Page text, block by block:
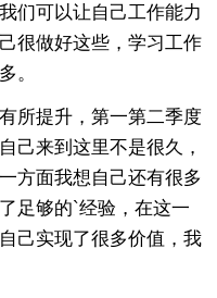
们可以让自己工作能力
很做好这些，学习工作
。
提升，第一第二季度
己来到这里不是很久，
方面我想自己还有很多
足够的`经验，在这一
己实现了很多价值，我